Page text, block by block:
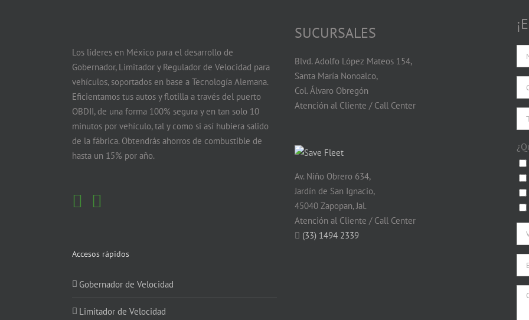
Los líderes en México para el desarrollo de
Gobernador, Limitador y Regulador de Velocidad para
vehículos, soportados en base a Tecnología Alemana.
Eficientamos tus autos y flotilla a través del puerto
OBDII, de una forma 100% segura y en tan solo 10
minutos por vehículo, tal y como si así hubiera salido
de la fábrica. Obtendrás ahorros de combustible de
hasta un 15% por año.
Accesos rápidos
Gobernador de Velocidad
Limitador de Velocidad
SUCURSALES
Blvd. Adolfo López Mateos 154,
Santa María Nonoalco,
Col. Álvaro Obregón
Atención al Cliente / Call Center
Av. Niño Obrero 634,
Jardín de San Ignacio,
45040 Zapopan, Jal.
Atención al Cliente / Call Center
(33) 1494 2339